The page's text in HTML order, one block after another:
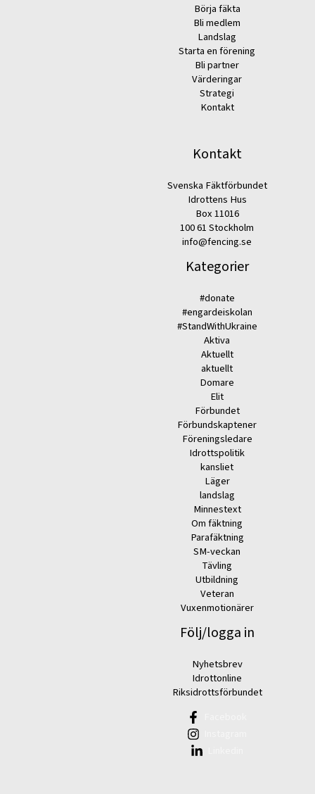
Börja fäkta
Bli medlem
Landslag
Starta en förening
Bli partner
Värderingar
Strategi
Kontakt
Kontakt
Svenska Fäktförbundet
Idrottens Hus
Box 11016
100 61 Stockholm
info@fencing.se
Kategorier
#donate
#engardeiskolan
#StandWithUkraine
Aktiva
Aktuellt
aktuellt
Domare
Elit
Förbundet
Förbundskaptener
Föreningsledare
Idrottspolitik
kansliet
Läger
landslag
Minnestext
Om fäktning
Parafäktning
SM-veckan
Tävling
Utbildning
Veteran
Vuxenmotionärer
Följ/logga in
Nyhetsbrev
Idrottonline
Riksidrottsförbundet